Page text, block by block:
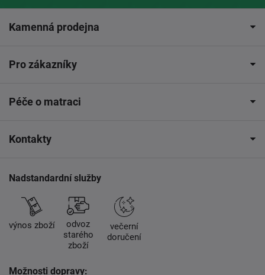
Kamenná prodejna
Pro zákazníky
Péče o matraci
Kontakty
Nadstandardní služby
výnos zboží
odvoz
starého
zboží
večerní
doručení
Možnosti dopravy: